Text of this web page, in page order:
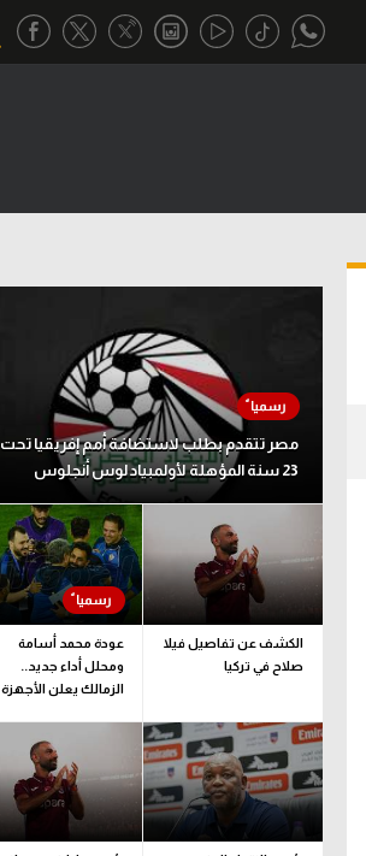
تحقيق في الجول
تقرير في الجول
تحليل في الجول
حكايات في الجول
كويز في الجول
فيديو في الجول
مصر تتقدم بطلب لاستضافة أمم إفريقيا تحت
23 سنة المؤهلة لأولمبياد لوس أنجلوس
الكشف عن تفاصيل فيلا
صلاح في تركيا
عودة محمد أسامة
ومحلل أداء جديد..
الزمالك يعلن الأجهزة